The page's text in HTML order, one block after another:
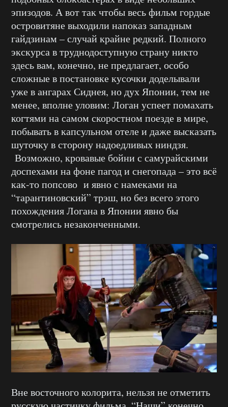
эпизодов. А вот так чтобы весь фильм гордые
островитяне выходили напоказ западным
гайдзинам – случай крайне редкий. Полного
экскурса в труднодоступную страну никто
здесь вам, конечно, не предлагает, особо
сложные в постановке кусочки доделывали
уже в ангарах Сиднея, но дух Японии, тем не
менее, вполне уловим: Логан успеет помахать
когтями на самом скоростном поезде в мире,
побывать в капсульном отеле и даже высказать
шуточку в сторону надоедливых ниндзя.
Возможно, кровавые бойни с самурайскими
доспехами на фоне пагод и снегопада – это всё
как-то попсово и явно с намеками на
“тарантиновский” трэш, но без всего этого
похождения Логана в Японии явно бы
смотрелись незаконченными.
Вне восточного колорита, нельзя не отметить